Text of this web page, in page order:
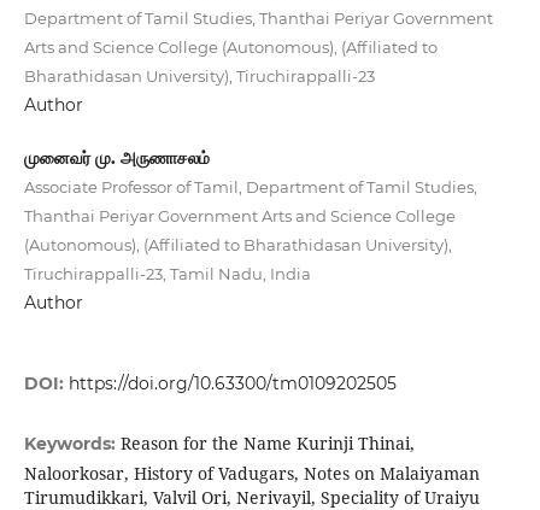
Department of Tamil Studies, Thanthai Periyar Government
Arts and Science College (Autonomous), (Affiliated to
Bharathidasan University), Tiruchirappalli-23
Author
முனைவர் மு. அருணாசலம்
Associate Professor of Tamil, Department of Tamil Studies,
Thanthai Periyar Government Arts and Science College
(Autonomous), (Affiliated to Bharathidasan University),
Tiruchirappalli-23, Tamil Nadu, India
Author
DOI: https://doi.org/10.63300/tm0109202505
Keywords: Reason for the Name Kurinji Thinai,
Naloorkosar, History of Vadugars, Notes on Malaiyaman
Tirumudikkari, Valvil Ori, Nerivayil, Speciality of Uraiyu